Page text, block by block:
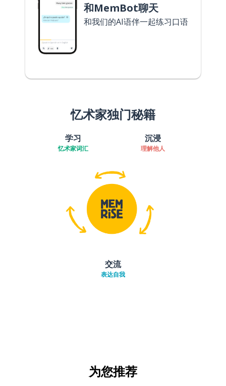
和MemBot聊天
和我们的AI语伴一起练习口语
忆术家独门秘籍
学习
忆术家词汇
沉浸
理解他人
交流
表达自我
为您推荐